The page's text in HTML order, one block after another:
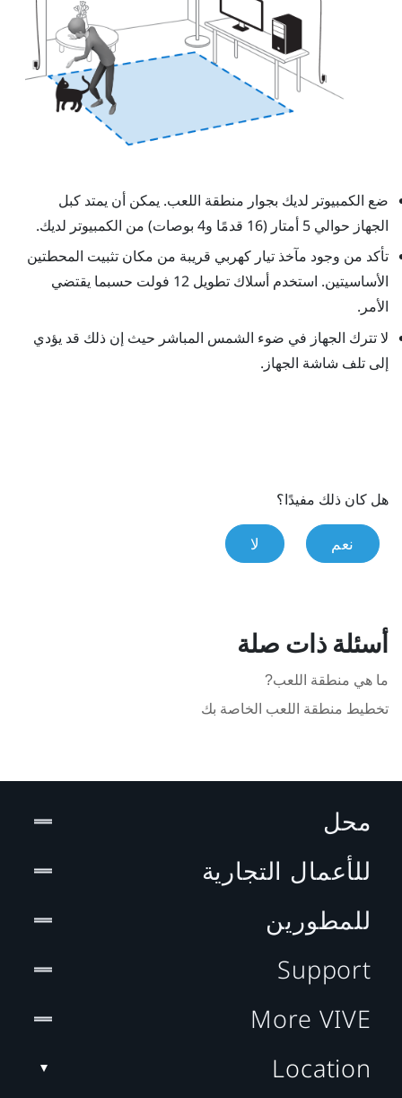
ضع الكمبيوتر لديك بجوار منطقة اللعب. يمكن أن يمتد كبل
الجهاز حوالي 5 أمتار (16 قدمًا و4 بوصات) من الكمبيوتر لديك.
تأكد من وجود مآخذ تيار كهربي قريبة من مكان تثبيت المحطتين
الأساسيتين. استخدم أسلاك تطويل 12 فولت حسبما يقتضي
الأمر.
لا تترك الجهاز في ضوء الشمس المباشر حيث إن ذلك قد يؤدي
إلى تلف شاشة الجهاز.
هل كان ذلك مفيدًا؟
نعم لا
أسئلة ذات صلة
ما هي منطقة اللعب?
تخطيط منطقة اللعب الخاصة بك
محل
للأعمال التجارية
للمطورين
Support
More VIVE
Location